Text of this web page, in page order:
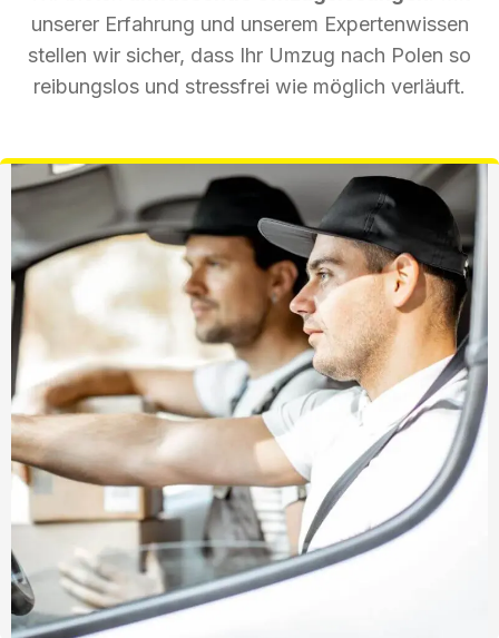
unserer Erfahrung und unserem Expertenwissen
stellen wir sicher, dass Ihr Umzug nach Polen so
reibungslos und stressfrei wie möglich verläuft.